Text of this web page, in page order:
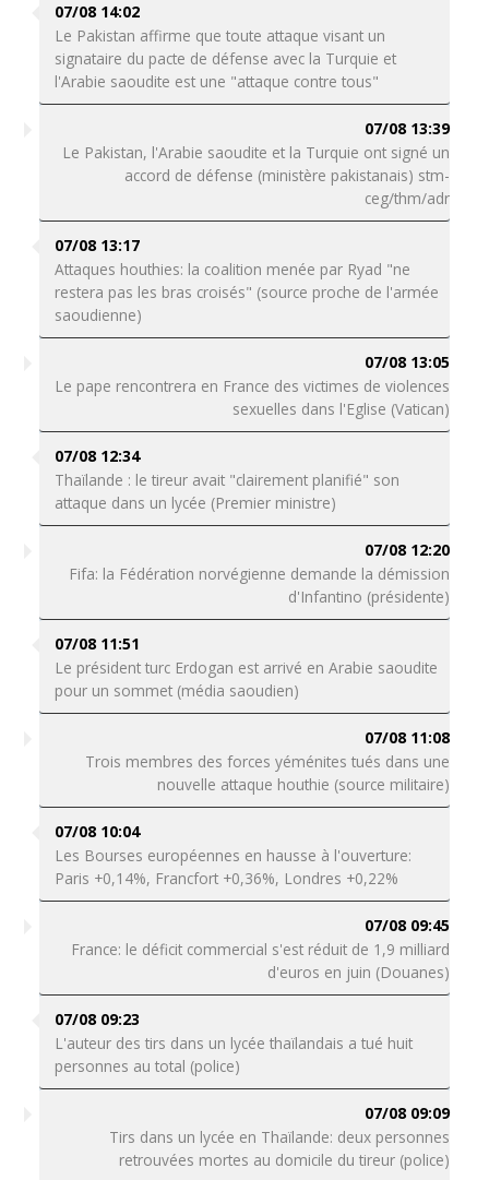
07/08 14:02
Le Pakistan affirme que toute attaque visant un
signataire du pacte de défense avec la Turquie et
l'Arabie saoudite est une "attaque contre tous"
07/08 13:39
Le Pakistan, l'Arabie saoudite et la Turquie ont signé un
accord de défense (ministère pakistanais) stm-
ceg/thm/adr
07/08 13:17
Attaques houthies: la coalition menée par Ryad "ne
restera pas les bras croisés" (source proche de l'armée
saoudienne)
07/08 13:05
Le pape rencontrera en France des victimes de violences
sexuelles dans l'Eglise (Vatican)
07/08 12:34
Thaïlande : le tireur avait "clairement planifié" son
attaque dans un lycée (Premier ministre)
07/08 12:20
Fifa: la Fédération norvégienne demande la démission
d'Infantino (présidente)
07/08 11:51
Le président turc Erdogan est arrivé en Arabie saoudite
pour un sommet (média saoudien)
07/08 11:08
Trois membres des forces yéménites tués dans une
nouvelle attaque houthie (source militaire)
07/08 10:04
Les Bourses européennes en hausse à l'ouverture:
Paris +0,14%, Francfort +0,36%, Londres +0,22%
07/08 09:45
France: le déficit commercial s'est réduit de 1,9 milliard
d'euros en juin (Douanes)
07/08 09:23
L'auteur des tirs dans un lycée thaïlandais a tué huit
personnes au total (police)
07/08 09:09
Tirs dans un lycée en Thaïlande: deux personnes
retrouvées mortes au domicile du tireur (police)